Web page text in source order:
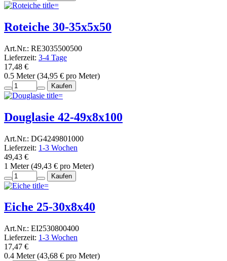
Roteiche 30-35x5x50
Art.Nr.: RE3035500500
Lieferzeit: 3-4 Tage
17,48 €
0.5 Meter (34,95 € pro Meter)
Kaufen
Douglasie 42-49x8x100
Art.Nr.: DG4249801000
Lieferzeit: 1-3 Wochen
49,43 €
1 Meter (49,43 € pro Meter)
Kaufen
Eiche 25-30x8x40
Art.Nr.: EI2530800400
Lieferzeit: 1-3 Wochen
17,47 €
0.4 Meter (43,68 € pro Meter)